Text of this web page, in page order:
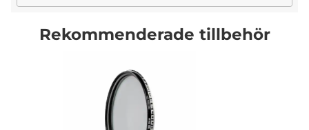
Rekommenderade tillbehör